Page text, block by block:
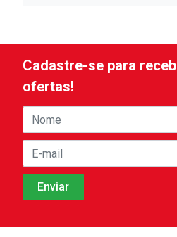
Cadastre-se para
ofertas!